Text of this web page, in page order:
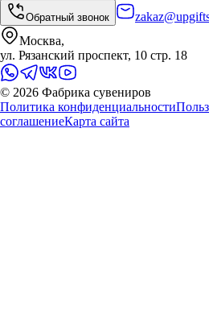
Обратный звонок
Москва,
ул. Рязанский проспект, 10 стр. 18
© 2026 Фабрика сувениров
Политика конфиденциальности
соглашениеКарта сайта